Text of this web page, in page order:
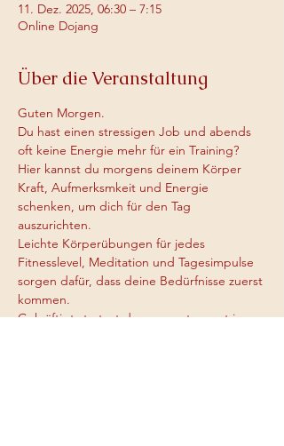
11. Dez. 2025, 06:30 – 7:15
Online Dojang
Über die Veranstaltung
Guten Morgen.
Du hast einen stressigen Job und abends
oft keine Energie mehr für ein Training?
Hier kannst du morgens deinem Körper
Kraft, Aufmerksmkeit und Energie
schenken, um dich für den Tag
auszurichten.
Leichte Körperübungen für jedes
Fitnesslevel, Meditation und Tagesimpulse
sorgen dafür, dass deine Bedürfnisse zuerst
kommen.
Gekräftigt startest du ganz entspannt in